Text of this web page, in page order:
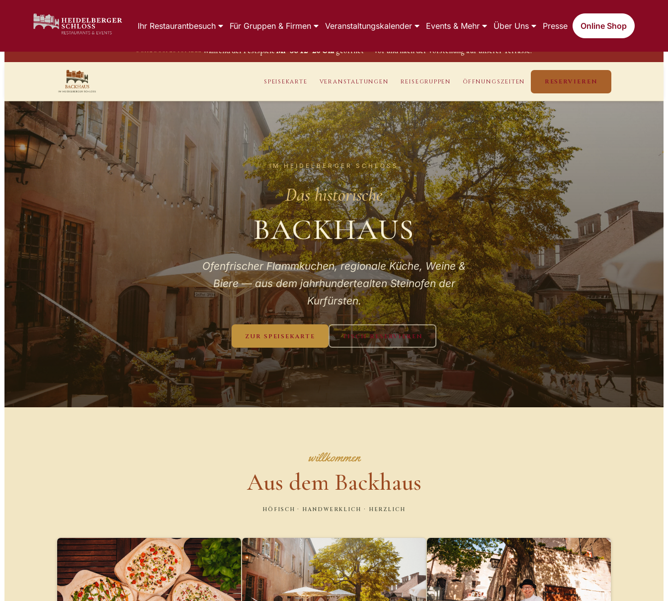
Ihr Restaurantbesuch Für Gruppen & Firmen Veranstaltungskalender Events & Mehr Über Uns Presse Online Shop
SCHLOSSFESTSPIELEWährend der FestspieleMi–So 12–20 Uhrgeöffnet — vor und nach der Vorstellung auf unserer Terrasse.
SPEISEKARTE VERANSTALTUNGEN REISEGRUPPEN ÖFFNUNGSZEITEN RESERVIEREN
IM HEIDELBERGER SCHLOSS
Das historische
BACKHAUS
Ofenfrischer Flammkuchen, regionale Küche, Weine &
Biere — aus dem jahrhundertealten Steinofen der
Kurfürsten.
ZUR SPEISEKARTE TISCH RESERVIEREN
willkommen
Aus dem Backhaus
HÖFISCH · HANDWERKLICH · HERZLICH